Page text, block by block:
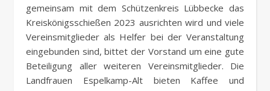
gemeinsam mit dem Schützenkreis Lübbecke das
Kreiskönigsschießen 2023 ausrichten wird und viele
Vereinsmitglieder als Helfer bei der Veranstaltung
eingebunden sind, bittet der Vorstand um eine gute
Beteiligung aller weiteren Vereinsmitglieder. Die
Landfrauen Espelkamp-Alt bieten Kaffee und